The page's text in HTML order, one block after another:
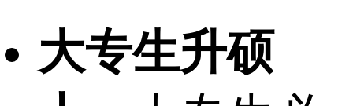
大专生升硕